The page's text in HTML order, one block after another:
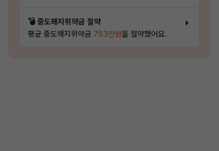
💣 중도해지위약금 절약
평균 중도해지위약금 753만원을 절약했어요.